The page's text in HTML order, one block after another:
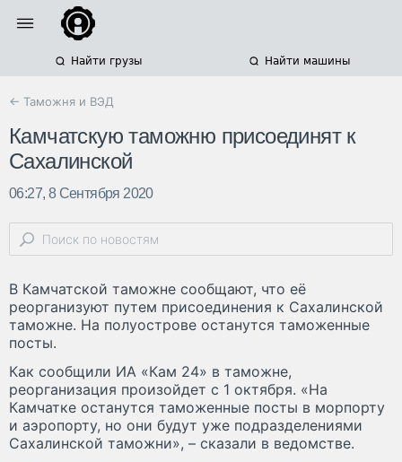
Найти грузы Найти машины
← Таможня и ВЭД
Камчатскую таможню присоединят к
Сахалинской
06:27, 8 Сентября 2020
В Камчатской таможне сообщают, что её
реорганизуют путем присоединения к Сахалинской
таможне. На полуострове останутся таможенные
посты.
Как сообщили ИА «Кам 24» в таможне,
реорганизация произойдет с 1 октября. «На
Камчатке останутся таможенные посты в морпорту
и аэропорту, но они будут уже подразделениями
Сахалинской таможни», – сказали в ведомстве.